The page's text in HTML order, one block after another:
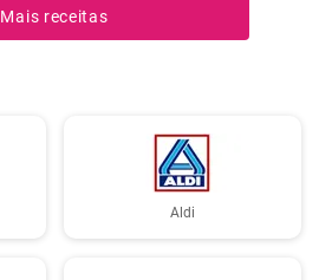
Mais receitas
Aldi